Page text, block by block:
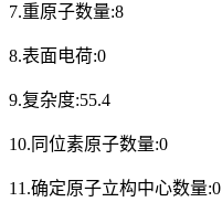
7.重原子数量:8
8.表面电荷:0
9.复杂度:55.4
10.同位素原子数量:0
11.确定原子立构中心数量:0